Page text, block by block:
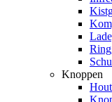
Knoppen